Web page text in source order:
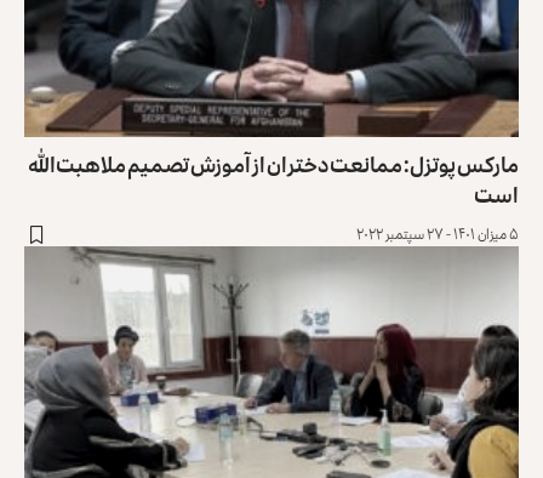
مارکس پوتزل: ممانعت دختران از آموزش تصمیم ملا هبت‌الله
است
۵ میزان ۱۴۰۱ - ۲۷ سپتمبر ۲۰۲۲